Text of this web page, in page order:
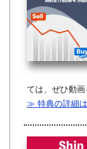
ては、ぜひ動画
≫ 特典の詳細